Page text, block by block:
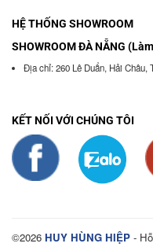
HỆ THỐNG SHOWROOM
SHOWROOM ĐÀ NẴNG
Địa chỉ: 260 Lê Duẩn, Hải Châu,
KẾT NỐI VỚI CHÚNG TÔI
©2026 HUY HÙNG HIỆP -